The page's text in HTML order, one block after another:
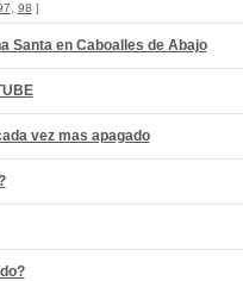
98 ]
Santa en Caboalles de Abajo
vez mas apagado